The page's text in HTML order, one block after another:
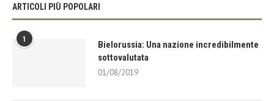
ARTICOLI PIÙ POPOLARI
1
Bielorussia: Una nazione incredibilmente
sottovalutata
01/08/2019